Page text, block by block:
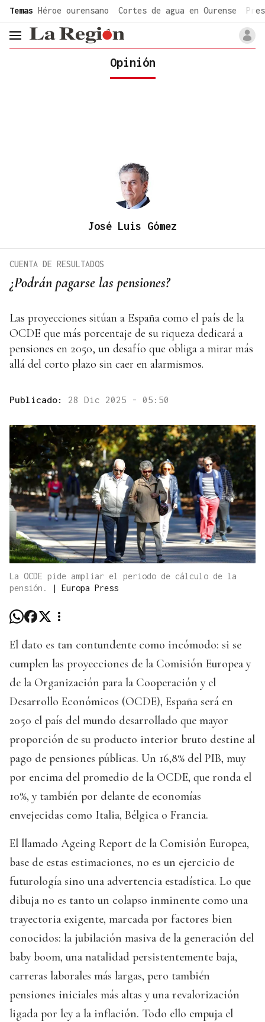
common.go-to-content
Temas Héroe ourensano Cortes de agua en Ourense
header.menu.open
Opinión
José Luis Gómez
¿Podrán pagarse las pensiones?
CUENTA DE RESULTADOS
Las proyecciones sitúan a España como el país de la
OCDE que más porcentaje de su riqueza dedicará a
pensiones en 2050, un desafío que obliga a mirar más
allá del corto plazo sin caer en alarmismos.
Publicado: 28 Dic 2025 - 05:50
La OCDE pide ampliar el periodo de cálculo de la
pensión.
| Europa Press
El dato es tan contundente como incómodo: si se
cumplen las proyecciones de la Comisión Europea y
de la Organización para la Cooperación y el
Desarrollo Económicos (OCDE), España será en
2050 el país del mundo desarrollado que mayor
proporción de su producto interior bruto destine al
pago de pensiones públicas. Un 16,8% del PIB, muy
por encima del promedio de la OCDE, que ronda el
10%, y también por delante de economías
envejecidas como Italia, Bélgica o Francia.
El llamado Ageing Report de la Comisión Europea,
base de estas estimaciones, no es un ejercicio de
futurología sino una advertencia estadística. Lo que
dibuja no es tanto un colapso inminente como una
trayectoria exigente, marcada por factores bien
conocidos: la jubilación masiva de la generación del
baby boom, una natalidad persistentemente baja,
carreras laborales más largas, pero también
pensiones iniciales más altas y una revalorización
ligada por ley a la inflación. Todo ello empuja el